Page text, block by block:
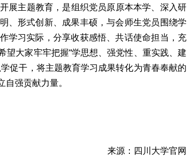
展主题教育，是组织党员原原本本学、深入研
、形式创新、成果丰硕，与会师生党员围绕学
学习实际，分享收获感悟、共话使命担当，充
大家牢牢把握“学思想、强党性、重实践、建
促干，将主题教育学习成果转化为青春奉献的
强贡献力量。
来源：四川大学官网